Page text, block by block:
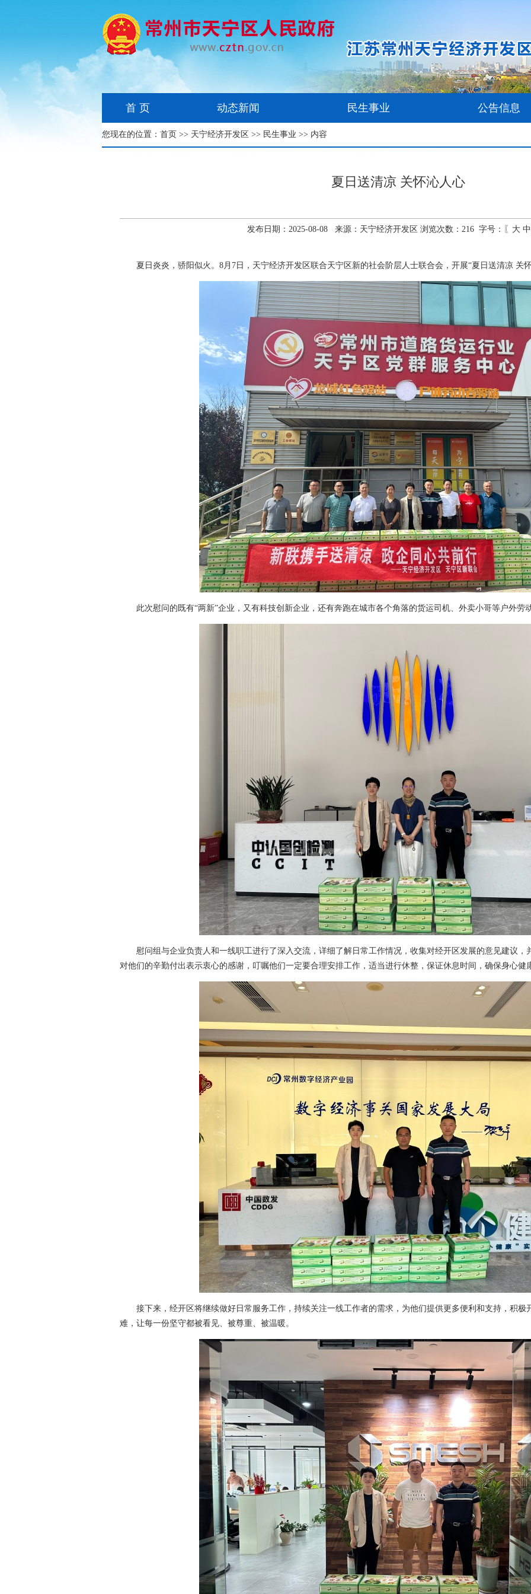
首 页 动态新闻 民生事业 公告信息
您现在的位置： 首页 >> 天宁经济开发区 >> 民生事业 >> 内容
夏日送清凉 关怀沁人心
发布日期：2025-08-08 来源：天宁经济开发区 浏览次数： 216字号：〖 大 中
夏日炎炎，骄阳似火。8月7日，天宁经济开发区联合天宁区新的社会阶层人士联合会，开展“夏日送清凉 关
此次慰问的既有“两新”企业，又有科技创新企业，还有奔跑在城市各个角落的货运司机、外卖小哥等户外劳
慰问组与企业负责人和一线职工进行了深入交流，详细了解日常工作情况，收集对经开区发展的意见建议
对他们的辛勤付出表示衷心的感谢，叮嘱他们一定要合理安排工作，适当进行休整，保证休息时间，确保身心健
接下来，经开区将继续做好日常服务工作，持续关注一线工作者的需求，为他们提供更多便利和支持，积极
难，让每一份坚守都被看见、被尊重、被温暖。